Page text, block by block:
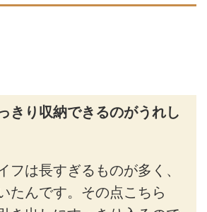
きり収納できるのがうれし
フは長すぎるものが多く、
たんです。その点こちら